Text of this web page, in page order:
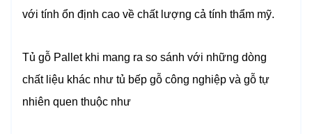
với tính ổn định cao về chất lượng cả tính thẩm mỹ.
Tủ gỗ Pallet khi mang ra so sánh với những dòng
chất liệu khác như tủ bếp gỗ công nghiệp và gỗ tự
nhiên quen thuộc như